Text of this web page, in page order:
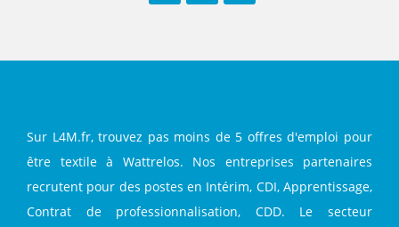
Sur L4M.fr, trouvez pas moins de 5 offres d'emploi pour
être textile à Wattrelos. Nos entreprises partenaires
recrutent pour des postes en Intérim, CDI, Apprentissage,
Contrat de professionnalisation, CDD. Le secteur